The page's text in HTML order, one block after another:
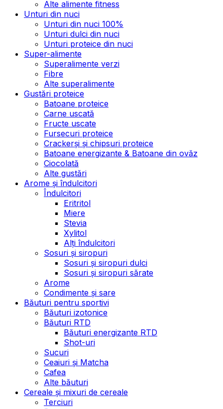
Alte alimente fitness
Unturi din nuci
Unturi din nuci 100%
Unturi dulci din nuci
Unturi proteice din nuci
Super-alimente
Superalimente verzi
Fibre
Alte superalimente
Gustări proteice
Batoane proteice
Carne uscată
Fructe uscate
Fursecuri proteice
Crackerși și chipsuri proteice
Batoane energizante & Batoane din ovăz
Ciocolată
Alte gustări
Arome și îndulcitori
Îndulcitori
Eritritol
Miere
Stevia
Xylitol
Alți îndulcitori
Sosuri și siropuri
Sosuri și siropuri dulci
Sosuri și siropuri sărate
Arome
Condimente și sare
Băuturi pentru sportivi
Băuturi izotonice
Băuturi RTD
Băuturi energizante RTD
Shot-uri
Sucuri
Ceaiuri și Matcha
Cafea
Alte băuturi
Cereale și mixuri de cereale
Terciuri